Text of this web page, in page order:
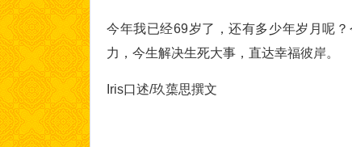
今年我已经69岁了，还有多少年岁月呢
力，今生解决生死大事，直达幸福彼岸。
Iris口述/玖蕖思撰文